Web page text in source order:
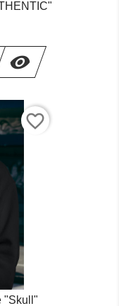

favorite_border
"Skull"